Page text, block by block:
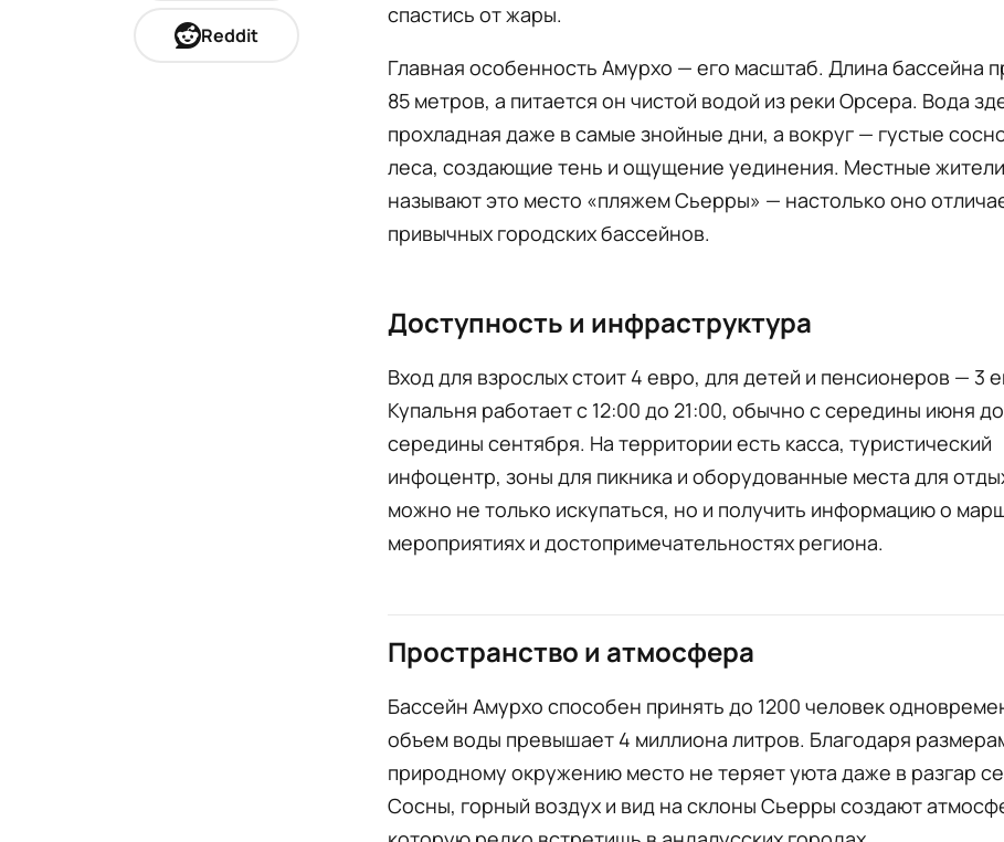
Reddit
спастись от жары.
Главная особенность Амурхо — его масштаб. Длина бассейна
85 метров, а питается он чистой водой из реки Орсера. Вода
прохладная даже в самые знойные дни, а вокруг — густые
леса, создающие тень и ощущение уединения. Местные жители
называют это место «пляжем Сьерры» — настолько оно
привычных городских бассейнов.
Доступность и инфраструктура
Вход для взрослых стоит 4 евро, для детей и пенсионеров — 3
Купальня работает с 12:00 до 21:00, обычно с середины июня до
середины сентября. На территории есть касса, туристический
инфоцентр, зоны для пикника и оборудованные места для
можно не только искупаться, но и получить информацию о
мероприятиях и достопримечательностях региона.
Пространство и атмосфера
Бассейн Амурхо способен принять до 1200 человек
объем воды превышает 4 миллиона литров. Благодаря
природному окружению место не теряет уюта даже в разгар
Сосны, горный воздух и вид на склоны Сьерры создают